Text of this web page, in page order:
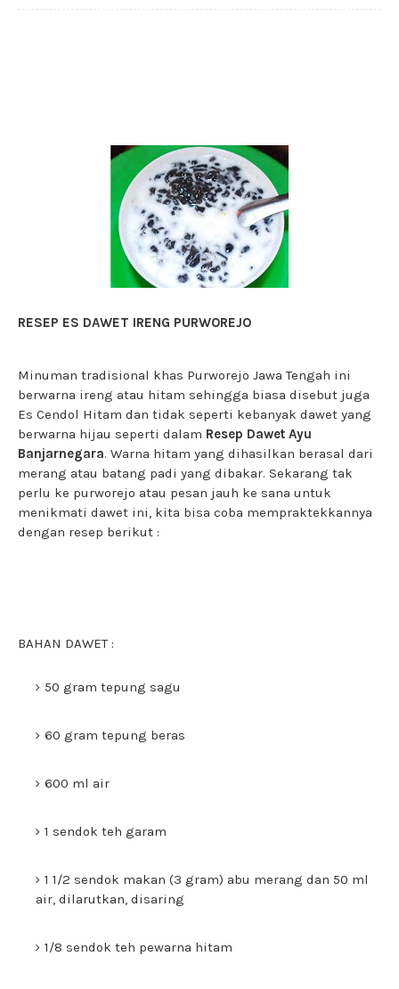
RESEP ES DAWET IRENG PURWOREJO
Minuman tradisional khas Purworejo Jawa Tengah ini
berwarna ireng atau hitam sehingga biasa disebut juga
Es Cendol Hitam dan tidak seperti kebanyak dawet yang
berwarna hijau seperti dalam Resep Dawet Ayu
Banjarnegara. Warna hitam yang dihasilkan berasal dari
merang atau batang padi yang dibakar. Sekarang tak
perlu ke purworejo atau pesan jauh ke sana untuk
menikmati dawet ini, kita bisa coba mempraktekkannya
dengan resep berikut :
BAHAN DAWET :
50 gram tepung sagu
60 gram tepung beras
600 ml air
1 sendok teh garam
1 1/2 sendok makan (3 gram) abu merang dan 50 ml
air, dilarutkan, disaring
1/8 sendok teh pewarna hitam